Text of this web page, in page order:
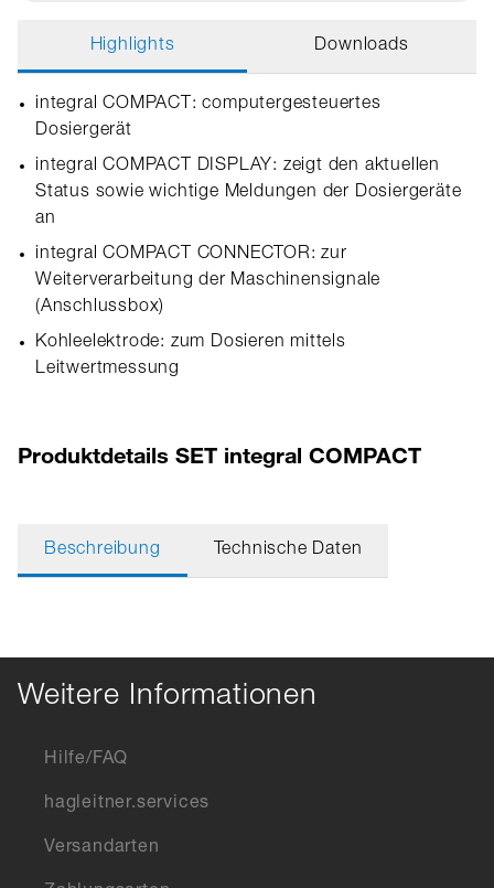
Highlights Downloads
integral COMPACT: computergesteuertes
Dosiergerät
integral COMPACT DISPLAY: zeigt den aktuellen
Status sowie wichtige Meldungen der Dosiergeräte
an
integral COMPACT CONNECTOR: zur
Weiterverarbeitung der Maschinensignale
(Anschlussbox)
Kohleelektrode: zum Dosieren mittels
Leitwertmessung
Produktdetails SET integral COMPACT
Beschreibung Technische Daten
Weitere Informationen
Hilfe/FAQ
hagleitner.services
Versandarten